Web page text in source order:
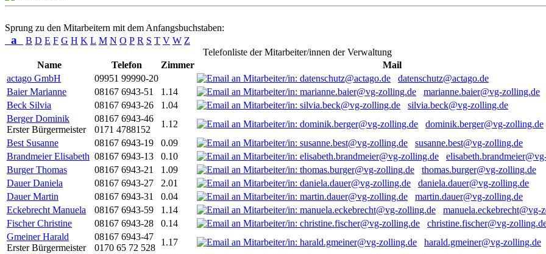
Sprung zu den Mitarbeitern mit dem Anfangsbuchstaben:
a B D E F G H K L M N O P R S T V W Z
Telefonliste der Mitarbeiter/innen der Verwaltung
Name
Telefon Zimmer
Mail
actago GmbH
09951 99990-20
datenschutz@actago.de
Baier Marianne
08167 6943-51 1.14
marianne.baier@vg-zolling.de
Beck Silvia
08167 6943-26 1.04
silvia.beck@vg-zolling.de
Berger Dominik
Erster Bürgermeister
08167 6943-46
0171 4788152
1.12
dominik.berger@vg-zolling.de
Best Susanne
08167 6943-19 0.09
susanne.best@vg-zolling.de
Brandmeier Elisabeth 08167 6943-13 0.10
Burger Thomas
08167 6943-21 1.09
thomas.burger@vg-zolling.de
Dauer Daniela
08167 6943-27 2.01
daniela.dauer@vg-zolling.de
Dauer Martin
08167 6943-31 0.04
martin.dauer@vg-zolling.de
Eckebrecht Manuela
08167 6943-59 1.14
manuela.eckebrecht@vg-
Fischer Christine
08167 6943-28 0.14
christine.fischer@vg-
Gmeiner Harald
Erster Bürgermeister
08167 6943-47
0170 65 72 528
1.17
harald.gmeiner@vg-zolling.de